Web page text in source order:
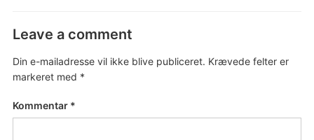
Leave a comment
Din e-mailadresse vil ikke blive publiceret. Krævede felter er
markeret med *
Kommentar *